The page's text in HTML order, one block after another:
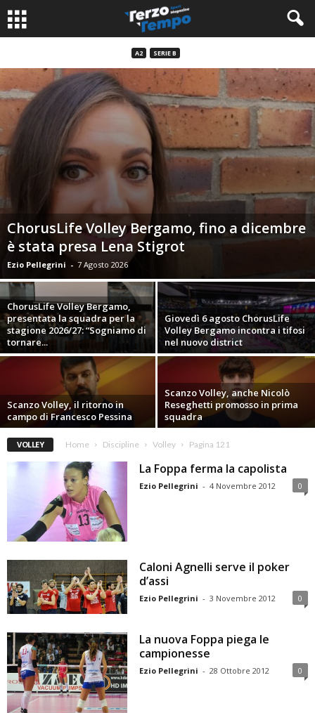
A2 SERIE B
ChorusLife Volley Bergamo, fino a dicembre
è stata presa Lena Stigrot
Ezio Pellegrini - 7 Agosto 2026
ChorusLife Volley Bergamo,
presentata la squadra per la
stagione 2026/27: “Sogniamo di
tornare...
Giovedì 6 agosto ChorusLife
Volley Bergamo incontra i tifosi
nel nuovo district
Scanzo Volley, il ritorno in
campo di Francesco Pessina
Scanzo Volley, anche Nicolò
Reseghetti promosso in prima
squadra
VOLLEY Home Discipline Volley Pagina 121
La Foppa ferma la capolista
Ezio Pellegrini - 4 Novembre 2012 0
Caloni Agnelli serve il poker
d’assi
Ezio Pellegrini - 3 Novembre 2012 0
La nuova Foppa piega le
campionesse
Ezio Pellegrini - 28 Ottobre 2012 0